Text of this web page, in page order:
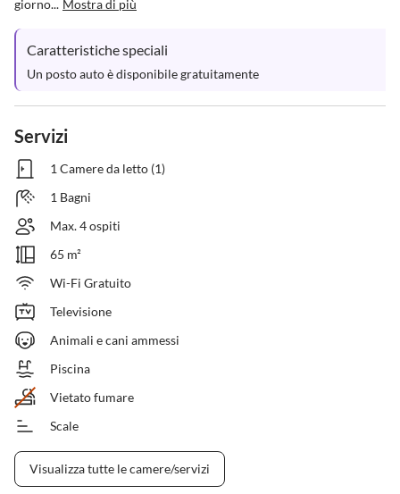
giorno... Mostra di più
Caratteristiche speciali
Un posto auto è disponibile gratuitamente
Servizi
1 Camere da letto (1)
1 Bagni
Max. 4 ospiti
65 m²
Wi-Fi Gratuito
Televisione
Animali e cani ammessi
Piscina
Vietato fumare
Scale
Visualizza tutte le camere/servizi